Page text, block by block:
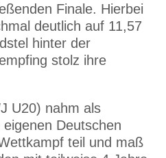
Finale. Hierbei
deutlich auf 11,57
hinter der
stolz ihre
U20) nahm als
Deutschen
teil und maß